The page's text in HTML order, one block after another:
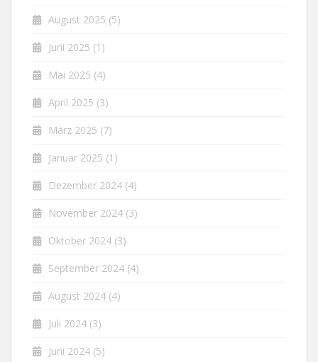
August 2025 (5)
Juni 2025 (1)
Mai 2025 (4)
April 2025 (3)
März 2025 (7)
Januar 2025 (1)
Dezember 2024 (4)
November 2024 (3)
Oktober 2024 (3)
September 2024 (4)
August 2024 (4)
Juli 2024 (3)
Juni 2024 (5)